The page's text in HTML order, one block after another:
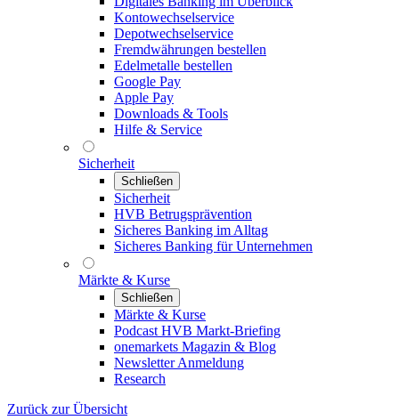
Kontowechselservice
Depotwechselservice
Fremdwährungen bestellen
Edelmetalle bestellen
Google Pay
Apple Pay
Downloads & Tools
Hilfe & Service
Sicherheit
Schließen
Sicherheit
HVB Betrugsprävention
Sicheres Banking im Alltag
Sicheres Banking für Unternehmen
Märkte & Kurse
Schließen
Märkte & Kurse
Podcast HVB Markt-Briefing
onemarkets Magazin & Blog
Newsletter Anmeldung
Research
Zurück zur Übersicht